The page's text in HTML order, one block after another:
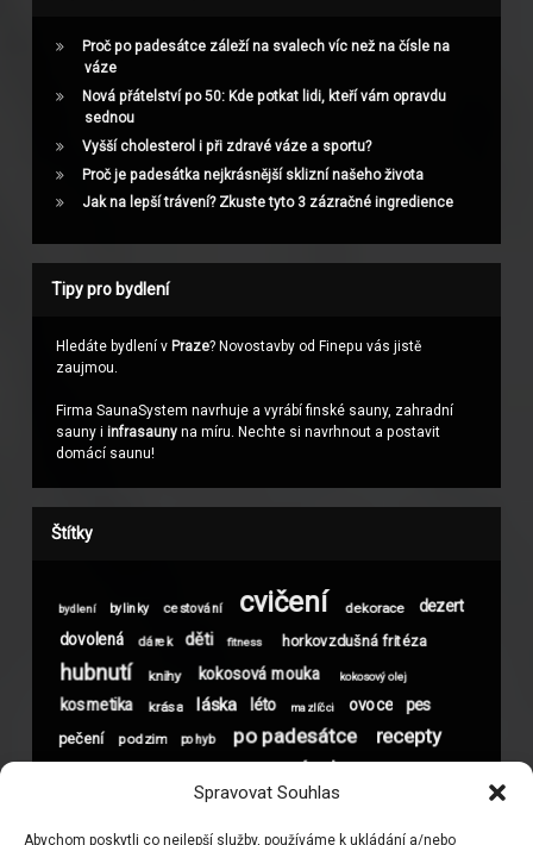
Spravovat Souhlas
Abychom poskytli co nejlepší služby, používáme k ukládání a/nebo
Proč po padesátce záleží na svalech víc než na čísle na
váze
Nová přátelství po 50: Kde potkat lidi, kteří vám opravdu
sednou
Vyšší cholesterol i při zdravé váze a sportu?
Proč je padesátka nejkrásnější sklizní našeho života
Jak na lepší trávení? Zkuste tyto 3 zázračné ingredience
Tipy pro bydlení
Hledáte bydlení v Praze? Novostavby od Finepu vás jistě
zaujmou.
Firma SaunaSystem navrhuje a vyrábí finské sauny, zahradní
sauny i infrasauny na míru. Nechte si navrhnout a postavit
domácí saunu!
Štítky
bydlení bylinky cestování cvičení dekorace
dezert
dovolená
dárek děti fitness horkovzdušná fritéza
hubnutí knihy kokosová mouka kokosový olej
kosmetika krása láska léto mazlíčci ovoce pes
pečení podzim pohyb po padesátce recepty
vztahy Vánoce xylitol